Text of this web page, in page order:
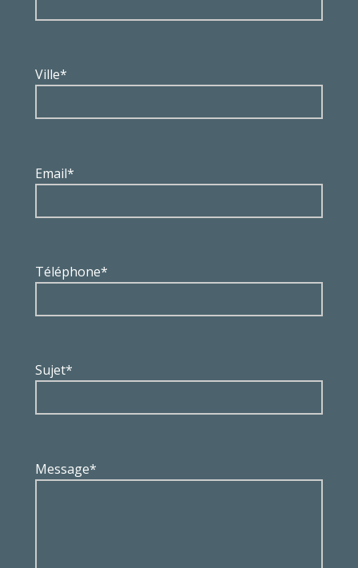
Ville*
Email*
Téléphone*
Sujet*
Message*